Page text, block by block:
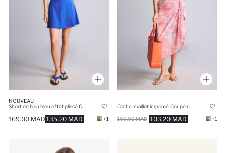
NOUVEAU
135.20 MAD
169.00 MAD +1 103.20 MAD
169.00 MAD +1